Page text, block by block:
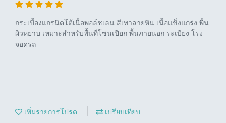
กระเบื้องแกรนิตโต้เนื้อพอล์ชเลน สีเทาลายหิน เนื้อแข็งแกร่ง พื้น
ผิวหยาบ เหมาะสำหรับพื้นที่โซนเปียก พื้นภายนอก ระเบียง โรง
จอดรถ
เพิ่มรายการโปรด เปรียบเทียบ